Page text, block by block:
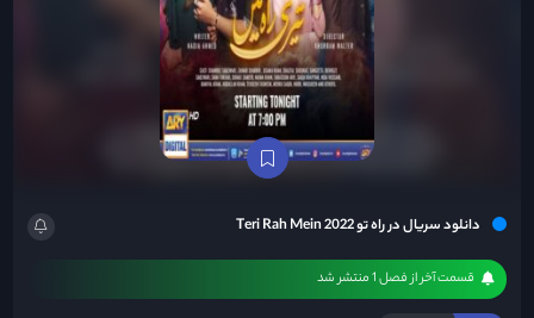
دانلود سریال در راه تو Teri Rah Mein 2022
قسمت آخر از فصل 1 منتشر شد